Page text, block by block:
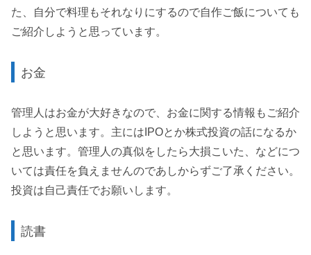
た、自分で料理もそれなりにするので自作ご飯についても
ご紹介しようと思っています。
お金
管理人はお金が大好きなので、お金に関する情報もご紹介
しようと思います。主にはIPOとか株式投資の話になるか
と思います。管理人の真似をしたら大損こいた、などにつ
いては責任を負えませんのであしからずご了承ください。
投資は自己責任でお願いします。
読書